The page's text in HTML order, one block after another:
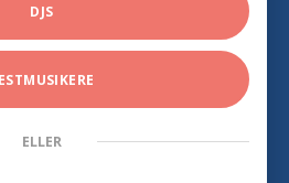
DJS
ELLER